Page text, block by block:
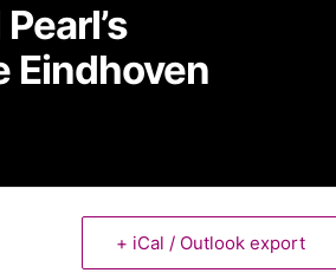
Eindhoven
+ iCal / Outlook export